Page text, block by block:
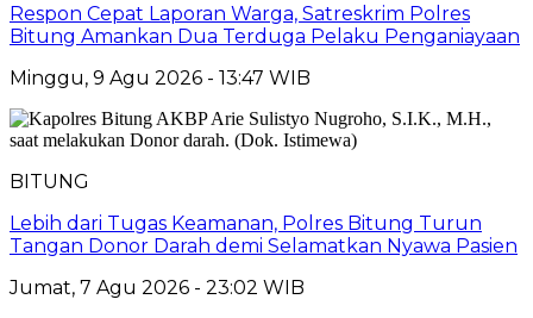
​Respon Cepat Laporan Warga, Satreskrim Polres
Bitung Amankan Dua Terduga Pelaku Penganiayaan
Minggu, 9 Agu 2026 - 13:47 WIB
BITUNG
Lebih dari Tugas Keamanan, Polres Bitung Turun
Tangan Donor Darah demi Selamatkan Nyawa Pasien
Jumat, 7 Agu 2026 - 23:02 WIB